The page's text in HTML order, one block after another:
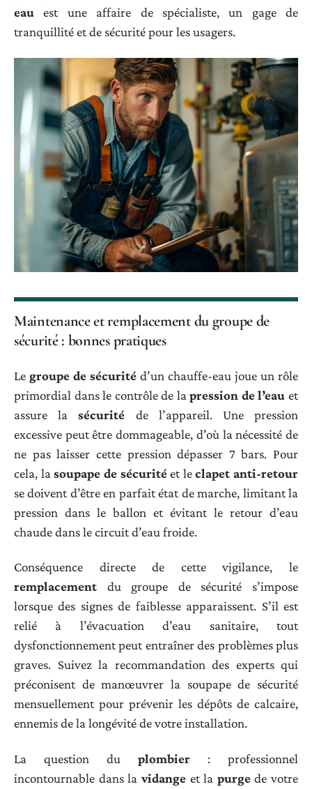
eau est une affaire de spécialiste, un gage de
tranquillité et de sécurité pour les usagers.
Maintenance et remplacement du groupe de
sécurité : bonnes pratiques
Le groupe de sécurité d’un chauffe-eau joue un rôle
primordial dans le contrôle de lapression de l’eau et
assure lasécurité de l’appareil. Une pression
excessive peut être dommageable, d’où la nécessité de
ne pas laisser cette pression dépasser 7 bars. Pour
cela, lasoupape de sécuritéet leclapet anti-retour
se doivent d’être en parfait état de marche, limitant la
pression dans le ballon et évitant le retour d’eau
chaude dans le circuit d’eau froide.
Conséquence directe de cette vigilance, le
remplacement du groupe de sécurité s’impose
lorsque des signes de faiblesse apparaissent. S’il est
relié à l’évacuation d’eau sanitaire, tout
dysfonctionnement peut entraîner des problèmes plus
graves. Suivez la recommandation des experts qui
préconisent de manœuvrer la soupape de sécurité
mensuellement pour prévenir les dépôts de calcaire,
ennemis de la longévité de votre installation.
La question du plombier : professionnel
incontournable dans la vidangeet la purgede votre